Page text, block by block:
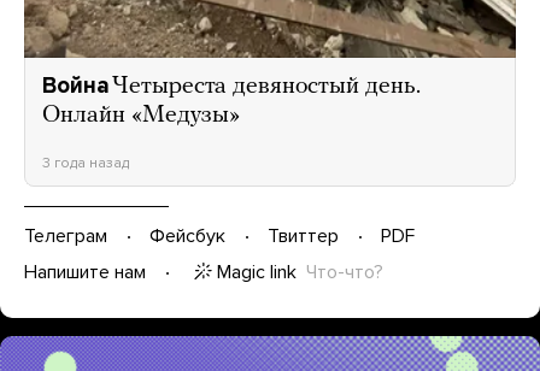
Война Четыреста девяностый день.
Онлайн «Медузы»
3 года назад
Телеграм Фейсбук Твиттер
PDF
Напишите нам
Magic link Что-что?